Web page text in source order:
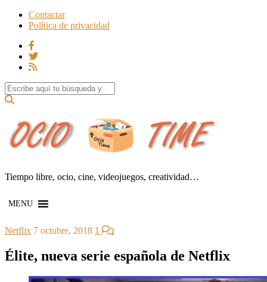
Contactar
Política de privacidad
Search for:
Tiempo libre, ocio, cine, videojuegos, creatividad…
MENU
Netflix 7 octubre, 2018 1
Élite, nueva serie española de Netflix